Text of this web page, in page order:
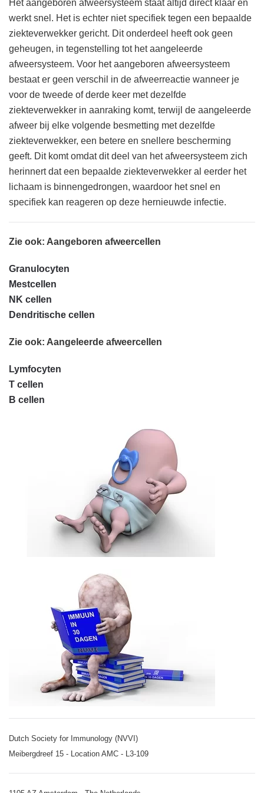
Het aangeboren afweersysteem staat altijd direct klaar en
werkt snel. Het is echter niet specifiek tegen een bepaalde
ziekteverwekker gericht. Dit onderdeel heeft ook geen
geheugen, in tegenstelling tot het aangeleerde
afweersysteem. Voor het aangeboren afweersysteem
bestaat er geen verschil in de afweerreactie wanneer je
voor de tweede of derde keer met dezelfde
ziekteverwekker in aanraking komt, terwijl de aangeleerde
afweer bij elke volgende besmetting met dezelfde
ziekteverwekker, een betere en snellere bescherming
geeft. Dit komt omdat dit deel van het afweersysteem zich
herinnert dat een bepaalde ziekteverwekker al eerder het
lichaam is binnengedrongen, waardoor het snel en
specifiek kan reageren op deze hernieuwde infectie.
Zie ook: Aangeboren afweercellen
Granulocyten
Mestcellen
NK cellen
Dendritische cellen
Zie ook: Aangeleerde afweercellen
Lymfocyten
T cellen
B cellen
Dutch Society for Immunology (NVVI)
Meibergdreef 15 - Location AMC - L3-109